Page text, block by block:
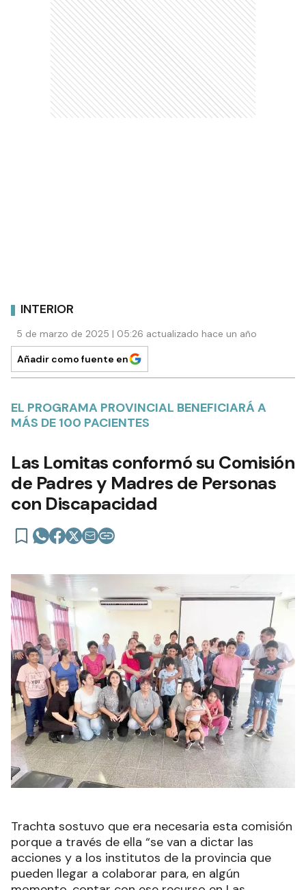
INTERIOR
5 de marzo de 2025 | 05:26 actualizado hace un año
Añadir como fuente en
EL PROGRAMA PROVINCIAL BENEFICIARÁ A
MÁS DE 100 PACIENTES
Las Lomitas conformó su Comisión
de Padres y Madres de Personas
con Discapacidad
Trachta sostuvo que era necesaria esta comisión
porque a través de ella “se van a dictar las
acciones y a los institutos de la provincia que
pueden llegar a colaborar para, en algún